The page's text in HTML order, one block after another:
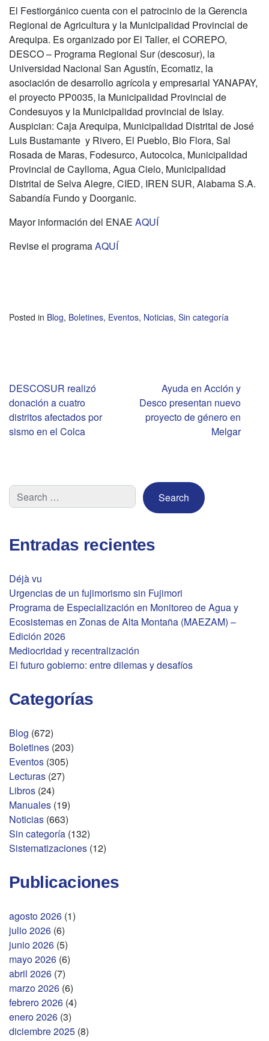
El Festiorgánico cuenta con el patrocinio de la Gerencia
Regional de Agricultura y la Municipalidad Provincial de
Arequipa. Es organizado por El Taller, el COREPO,
DESCO – Programa Regional Sur (descosur), la
Universidad Nacional San Agustín, Ecomatiz, la
asociación de desarrollo agrícola y empresarial YANAPAY,
el proyecto PP0035, la Municipalidad Provincial de
Condesuyos y la Municipalidad provincial de Islay.
Auspician: Caja Arequipa, Municipalidad Distrital de José
Luis Bustamante y Rivero, El Pueblo, Bio Flora, Sal
Rosada de Maras, Fodesurco, Autocolca, Municipalidad
Provincial de Caylloma, Agua Cielo, Municipalidad
Distrital de Selva Alegre, CIED, IREN SUR, Alabama S.A.
Sabandía Fundo y Doorganic.
Mayor información del ENAE AQUÍ
Revise el programaAQUÍ
Posted in Blog, Boletines, Eventos, Noticias, Sin categoría
Navegación
de
DESCOSUR realizó
donación a cuatro
distritos afectados por
sismo en el Colca
Ayuda en Acción y
Desco presentan nuevo
proyecto de género en
Melgar
Entradas recientes
Déjà vu
Urgencias de un fujimorismo sin Fujimori
Programa de Especialización en Monitoreo de Agua y
Ecosistemas en Zonas de Alta Montaña (MAEZAM) –
Edición 2026
Mediocridad y recentralización
El futuro gobierno: entre dilemas y desafíos
Categorías
Blog (672)
Boletines (203)
Eventos (305)
Lecturas (27)
Libros (24)
Manuales (19)
Noticias (663)
Sin categoría (132)
Sistematizaciones (12)
Publicaciones
agosto 2026 (1)
julio 2026 (6)
junio 2026 (5)
mayo 2026 (6)
abril 2026 (7)
marzo 2026 (6)
febrero 2026 (4)
enero 2026 (3)
diciembre 2025 (8)